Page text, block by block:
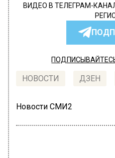
ВИДЕО В ТЕЛЕГРАМ-
НОВОСТИ ДЗЕН
Новости СМИ2